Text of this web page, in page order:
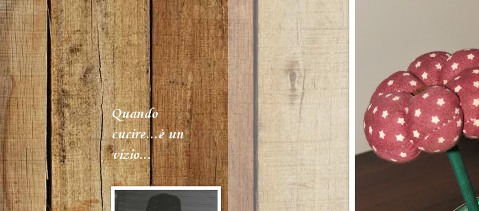
Quando
cucire...è un
vizio...